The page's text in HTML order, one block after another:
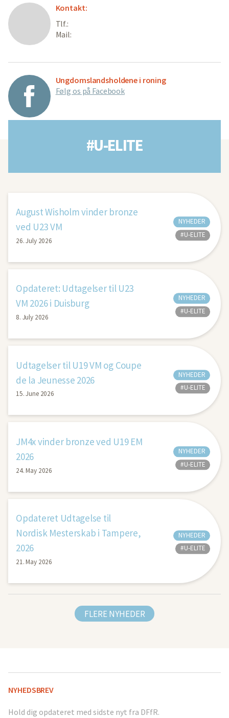
Kontakt:
Tlf.:
Mail:
Ungdomslandsholdene i roning
Følg os på Facebook
#U-ELITE
August Wisholm vinder bronze
ved U23 VM
26. July 2026
NYHEDER
#U-ELITE
Opdateret: Udtagelser til U23
VM 2026 i Duisburg
8. July 2026
NYHEDER
#U-ELITE
Udtagelser til U19 VM og Coupe
de la Jeunesse 2026
15. June 2026
NYHEDER
#U-ELITE
JM4x vinder bronze ved U19 EM
2026
24. May 2026
NYHEDER
#U-ELITE
Opdateret Udtagelse til
Nordisk Mesterskab i Tampere,
2026
21. May 2026
NYHEDER
#U-ELITE
FLERE NYHEDER
NYHEDSBREV
Hold dig opdateret med sidste nyt fra DFfR.